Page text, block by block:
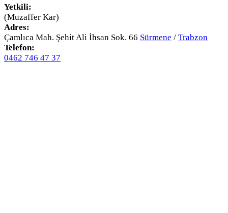
Yetkili:
(Muzaffer Kar)
Adres:
Çamlıca Mah. Şehit Ali İhsan Sok. 66 Sürmene / Trabzon
Telefon:
0462 746 47 37